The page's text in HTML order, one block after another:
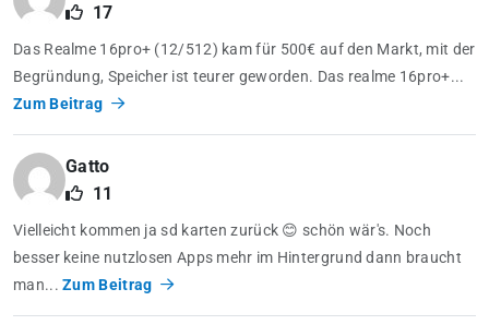
17
Das Realme 16pro+ (12/512) kam für 500€ auf den Markt, mit der
Begründung, Speicher ist teurer geworden. Das realme 16pro+...
Zum Beitrag
Gatto
11
Vielleicht kommen ja sd karten zurück 😊 schön wär's. Noch
besser keine nutzlosen Apps mehr im Hintergrund dann braucht
man...Zum Beitrag